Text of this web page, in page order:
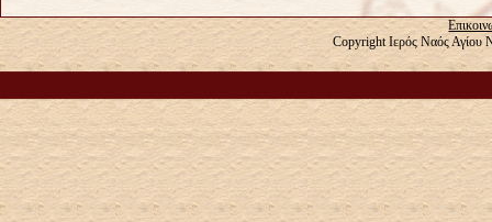
Copyright Ιερός Ναός Αγίου